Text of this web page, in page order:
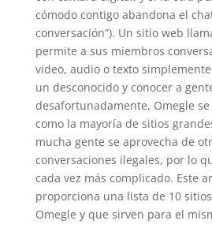
cómodo contigo abandona el
conversación”). Un sitio web
permite a sus miembros
video, audio o texto
un desconocido y conocer a
desafortunadamente, Omegle
como la mayoría de sitios
mucha gente se aprovecha de
conversaciones ilegales, por lo
cada vez más complicado. Este
proporciona una lista de 10
Omegle y que sirven para el